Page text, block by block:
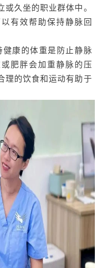
久坐的职业群体中。
有效帮助保持静脉回
健康的体重是防止静脉
肥胖会加重静脉的压
理的饮食和运动有助于